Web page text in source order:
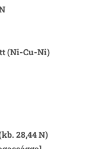
(Ni-Cu-Ni)
28,44 N)